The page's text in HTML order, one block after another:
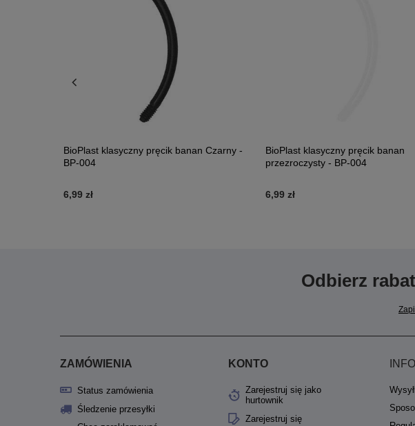
BioPlast klasyczny pręcik banan Czarny -
BP-004
6,99 zł
BioPlast klasyczny pręcik banan
przezroczysty - BP-004
6,99 zł
Odbierz
ZAMÓWIENIA
Status zamówienia
Śledzenie przesyłki
KONTO
Zarejestruj się jako
hurtownik
Zarejestruj się